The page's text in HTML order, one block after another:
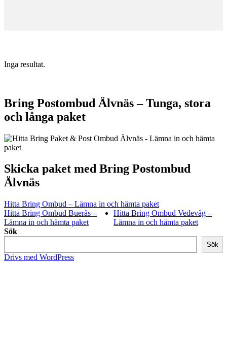
Inga resultat.
Bring Postombud Älvnäs – Tunga, stora
och långa paket
Skicka paket med Bring Postombud
Älvnäs
Hitta Bring Ombud – Lämna in och hämta paket
Hitta Bring Ombud Buerås –
Lämna in och hämta paket
Hitta Bring Ombud Vedevåg –
Lämna in och hämta paket
Sök
Sök
Drivs med WordPress